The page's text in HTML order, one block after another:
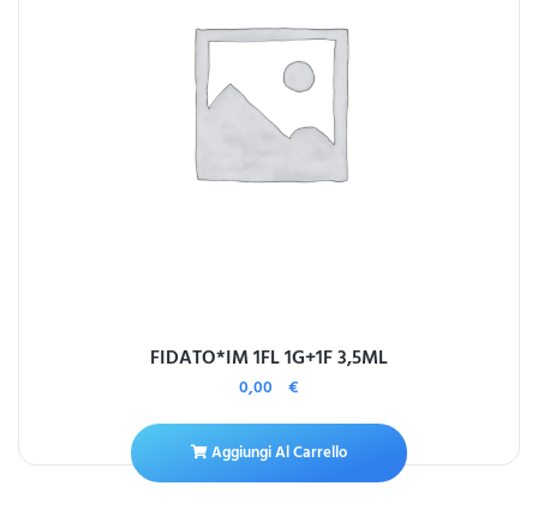
FIDATO*IM 1FL 1G+1F 3,5ML
0,00 €
Aggiungi Al Carrello